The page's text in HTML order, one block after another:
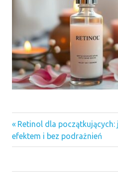
Nawigacja
wpisu
Previous
Post:
Retinol dla początkujących:
efektem i bez podrażnień